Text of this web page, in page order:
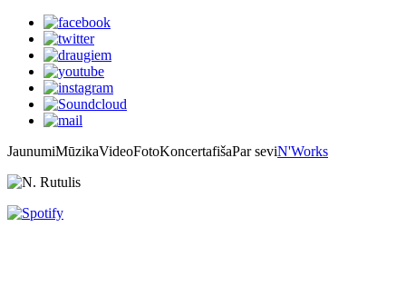
JaunumiMūzikaVideoFotoKoncertafišaPar seviN'Works